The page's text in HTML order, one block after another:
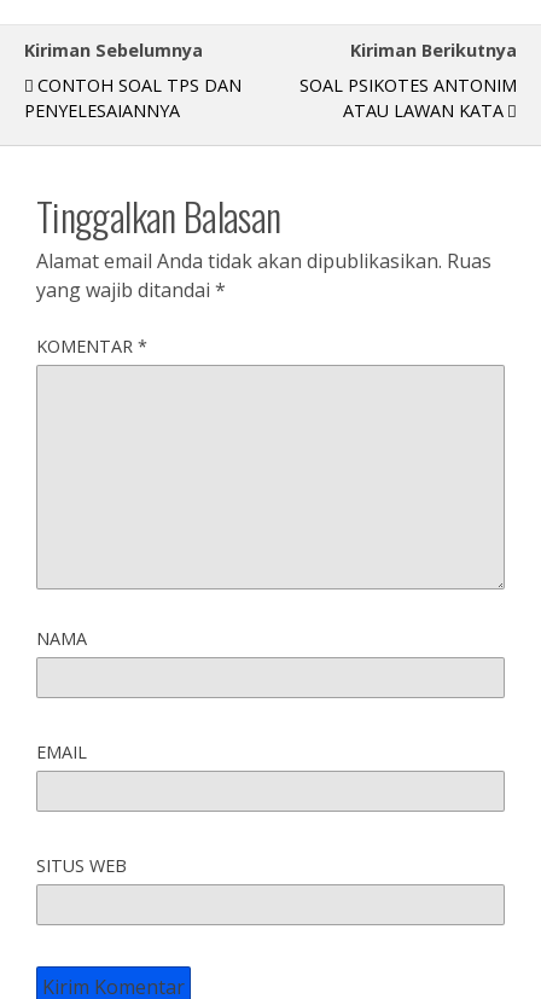
Kiriman Sebelumnya
CONTOH SOAL TPS DAN
PENYELESAIANNYA
Kiriman Berikutnya
SOAL PSIKOTES ANTONIM
ATAU LAWAN KATA
Tinggalkan Balasan
Alamat email Anda tidak akan dipublikasikan. Ruas
yang wajib ditandai *
KOMENTAR *
NAMA
EMAIL
SITUS WEB